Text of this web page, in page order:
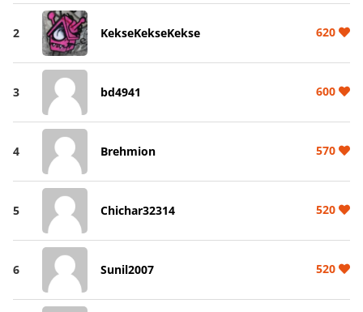
2 KekseKekseKekse 620
3 bd4941 600
4 Brehmion 570
5 Chichar32314 520
6 Sunil2007 520